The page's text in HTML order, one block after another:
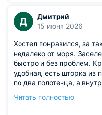
Д
Дмитрий
15 июня 2026
Хостел понравился, за
недалеко от моря.
быстро и без проблем.
удобная, есть шторка из
по два полотенца, а
что-то всегда можно на
Читать полностью